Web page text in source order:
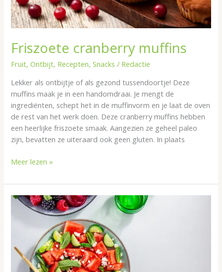
Friszoete cranberry muffins
Fruit,Ontbijt, Recepten,Snacks / Redactie
Lekker als ontbijtje of als gezond tussendoortje! Deze
muffins maak je in een handomdraai. Je mengt de
ingrediënten, schept het in de muffinvorm en je laat de oven
de rest van het werk doen. Deze cranberry muffins hebben
een heerlijke friszoete smaak. Aangezien ze geheel paleo
zijn, bevatten ze uiteraard ook geen gluten. In plaats
Meer lezen »
Zomerse
watermeloensalade
de
bbq